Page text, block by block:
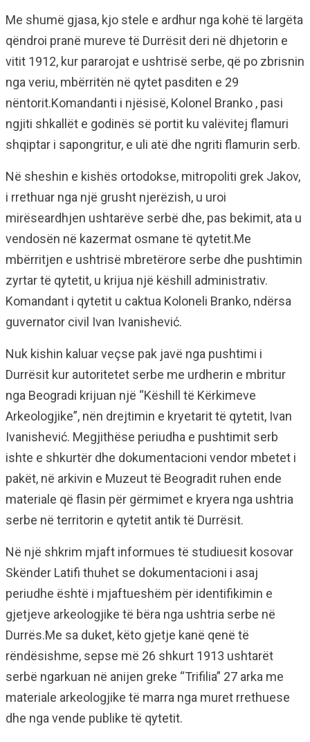
Me shumë gjasa, kjo stele e ardhur nga kohë të largëta
qëndroi pranë mureve të Durrësit deri në dhjetorin e
vitit 1912, kur pararojat e ushtrisë serbe, që po zbrisnin
nga veriu, mbërritën në qytet pasditen e 29
nëntorit.Komandanti i njësisë, Kolonel Branko , pasi
ngjiti shkallët e godinës së portit ku valëvitej flamuri
shqiptar i sapongritur, e uli atë dhe ngriti flamurin serb.
Në sheshin e kishës ortodokse, mitropoliti grek Jakov,
i rrethuar nga një grusht njerëzish, u uroi
mirëseardhjen ushtarëve serbë dhe, pas bekimit, ata u
vendosën në kazermat osmane të qytetit.Me
mbërritjen e ushtrisë mbretërore serbe dhe pushtimin
zyrtar të qytetit, u krijua një këshill administrativ.
Komandant i qytetit u caktua Koloneli Branko, ndërsa
guvernator civil Ivan Ivanishević.
Nuk kishin kaluar veçse pak javë nga pushtimi i
Durrësit kur autoritetet serbe me urdherin e mbritur
nga Beogradi krijuan një “Këshill të Kërkimeve
Arkeologjike”, nën drejtimin e kryetarit të qytetit, Ivan
Ivanishević. Megjithëse periudha e pushtimit serb
ishte e shkurtër dhe dokumentacioni vendor mbetet i
pakët, në arkivin e Muzeut të Beogradit ruhen ende
materiale që flasin për gërmimet e kryera nga ushtria
serbe në territorin e qytetit antik të Durrësit.
Në një shkrim mjaft informues të studiuesit kosovar
Skënder Latifi thuhet se dokumentacioni i asaj
periudhe është i mjaftueshëm për identifikimin e
gjetjeve arkeologjike të bëra nga ushtria serbe në
Durrës.Me sa duket, këto gjetje kanë qenë të
rëndësishme, sepse më 26 shkurt 1913 ushtarët
serbë ngarkuan në anijen greke “Trifilia” 27 arka me
materiale arkeologjike të marra nga muret rrethuese
dhe nga vende publike të qytetit.